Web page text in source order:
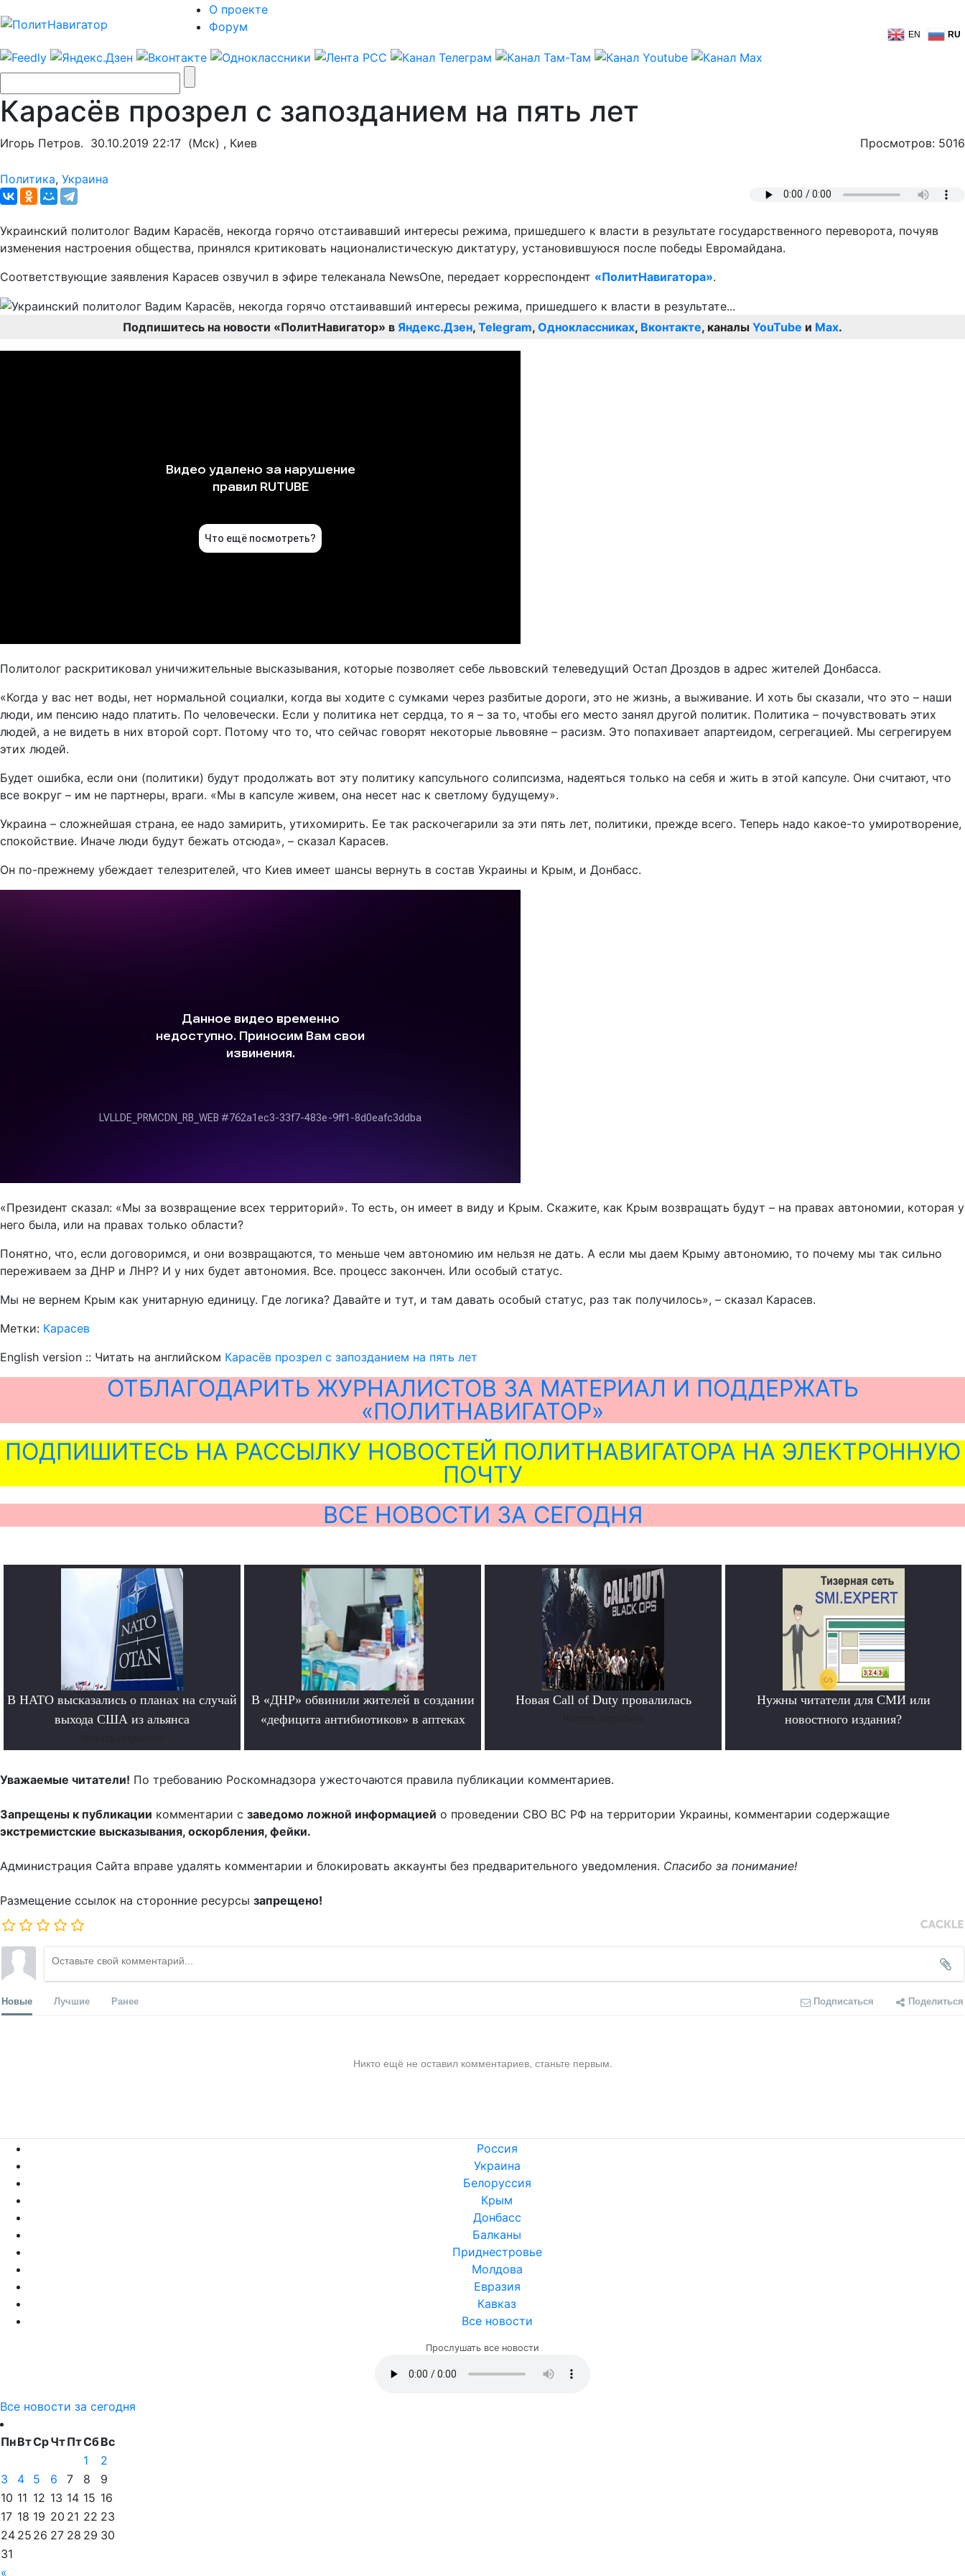
О проекте
Форум
EN RU
Карасёв прозрел с запозданием на пять лет
Игорь Петров. 30.10.2019 22:17 (Мск) , Киев Просмотров: 5016
Политика, Украина
Украинский политолог Вадим Карасёв, некогда горячо отстаивавший интересы режима, пришедшего к власти в результате государственного переворота, почуяв
изменения настроения общества, принялся критиковать националистическую диктатуру, установившуюся после победы Евромайдана.
Соответствующие заявления Карасев озвучил в эфире телеканала NewsOne, передает корреспондент «ПолитНавигатора».
Подпишитесь на новости «ПолитНавигатор» в Яндекс.Дзен, Telegram, Одноклассниках, Вконтакте, каналы YouTube и Max.
Политолог раскритиковал уничижительные высказывания, которые позволяет себе львовский телеведущий Остап Дроздов в адрес жителей Донбасса.
«Когда у вас нет воды, нет нормальной социалки, когда вы ходите с сумками через разбитые дороги, это не жизнь, а выживание. И хоть бы сказали, что это – наши
люди, им пенсию надо платить. По человечески. Если у политика нет сердца, то я – за то, чтобы его место занял другой политик. Политика – почувствовать этих
людей, а не видеть в них второй сорт. Потому что то, что сейчас говорят некоторые львовяне – расизм. Это попахивает апартеидом, сегрегацией. Мы сегрегируем
этих людей.
Будет ошибка, если они (политики) будут продолжать вот эту политику капсульного солипсизма, надеяться только на себя и жить в этой капсуле. Они считают, что
все вокруг – им не партнеры, враги. «Мы в капсуле живем, она несет нас к светлому будущему».
Украина – сложнейшая страна, ее надо замирить, утихомирить. Ее так раскочегарили за эти пять лет, политики, прежде всего. Теперь надо какое-то умиротворение,
спокойствие. Иначе люди будут бежать отсюда», – сказал Карасев.
Он по-прежнему убеждает телезрителей, что Киев имеет шансы вернуть в состав Украины и Крым, и Донбасс.
«Президент сказал: «Мы за возвращение всех территорий». То есть, он имеет в виду и Крым. Скажите, как Крым возвращать будут – на правах автономии, которая у
него была, или на правах только области?
Понятно, что, если договоримся, и они возвращаются, то меньше чем автономию им нельзя не дать. А если мы даем Крыму автономию, то почему мы так сильно
переживаем за ДНР и ЛНР? И у них будет автономия. Все. процесс закончен. Или особый статус.
Мы не вернем Крым как унитарную единицу. Где логика? Давайте и тут, и там давать особый статус, раз так получилось», – сказал Карасев.
Метки: Карасев
English version :: Читать на английском Карасёв прозрел с запозданием на пять лет
ОТБЛАГОДАРИТЬ ЖУРНАЛИСТОВ ЗА МАТЕРИАЛ И ПОДДЕРЖАТЬ
«ПОЛИТНАВИГАТОР»
ПОДПИШИТЕСЬ НА РАССЫЛКУ НОВОСТЕЙ ПОЛИТНАВИГАТОРА НА ЭЛЕКТРОННУЮ
ПОЧТУ
ВСЕ НОВОСТИ ЗА СЕГОДНЯ
В НАТО высказались о планах на случай
выхода США из альянса
В «ДНР» обвинили жителей в создании
«дефицита антибиотиков» в аптеках
Новая Call of Duty провалилась
Нужны читатели для СМИ или
новостного издания?
Уважаемые читатели! По требованию Роскомнадзора ужесточаются правила публикации комментариев.
Запрещены к публикации комментарии с заведомо ложной информацией о проведении СВО ВС РФ на территории Украины, комментарии содержащие
экстремистские высказывания, оскорбления, фейки.
Администрация Сайта вправе удалять комментарии и блокировать аккаунты без предварительного уведомления. Спасибо за понимание!
Размещение ссылок на сторонние ресурсы запрещено!
Новые Лучшие Ранее Подписаться Поделиться
Никто ещё не оставил комментариев, станьте первым.
Россия
Украина
Белоруссия
Крым
Донбасс
Балканы
Приднестровье
Молдова
Евразия
Кавказ
Все новости
Прослушать все новости
Все новости за сегодня
ПнВтСрЧтПтСбВс
«
1
2
3
4 5 6 7 8
9
10 11 12 13 14 15 16
17 18 19 20 21 22 23
24 25 26 27 28 29 30
31